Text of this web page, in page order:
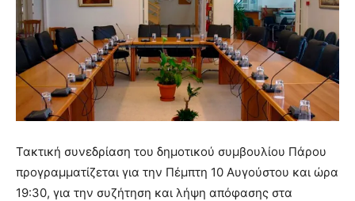
Τακτική συνεδρίαση του δημοτικού συμβουλίου Πάρου
προγραμματίζεται για την Πέμπτη 10 Αυγούστου και ώρα
19:30, για την συζήτηση και λήψη απόφασης στα